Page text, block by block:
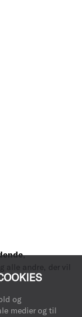
og
medier og til
,
alle andre, der vil